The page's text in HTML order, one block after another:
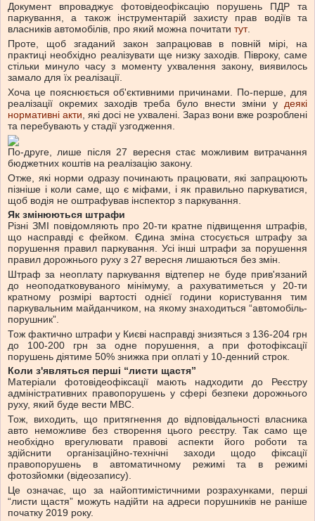
Документ впроваджує фотовідеофіксацію порушень ПДР та
паркування, а також інструментарій захисту прав водіїв та
власників автомобілів, про який можна почитати тут.
Проте, щоб згаданий закон запрацював в повній мірі, на
практиці необхідно реалізувати ще низку заходів. Півроку, саме
стільки минуло часу з моменту ухвалення закону, виявилось
замало для їх реалізації.
Хоча це пояснюється об'єктивними причинами. По-перше, для
реалізації окремих заходів треба було внести зміни у деякі
нормативні акти, які досі не ухвалені. Зараз вони вже розроблені
та перебувають у стадії узгодження.
По-друге, лише після 27 вересня стає можливим витрачання
бюджетних коштів на реалізацію закону.
Отже, які норми одразу починають працювати, які запрацюють
пізніше і коли саме, що є міфами, і як правильно паркуватися,
щоб водія не оштрафував інспектор з паркування.
Як змінюються штрафи
Різні ЗМІ повідомляють про 20-ти кратне підвищення штрафів,
що насправді є фейком. Єдина зміна стосується штрафу за
порушення правил паркування. Усі інші штрафи за порушення
правил дорожнього руху з 27 вересня лишаються без змін.
Штраф за неоплату паркування відтепер не буде прив'язаний
до неоподатковуваного мінімуму, а рахуватиметься у 20-ти
кратному розмірі вартості однієї години користування тим
паркувальним майданчиком, на якому знаходиться “автомобіль-
порушник”.
Тож фактично штрафи у Києві насправді знизяться з 136-204 грн
до 100-200 грн за одне порушення, а при фотофіксації
порушень діятиме 50% знижка при оплаті у 10-денний строк.
Коли з'являться перші “листи щастя”
Матеріали фотовідеофіксації мають надходити до Реєстру
адміністративних правопорушень у сфері безпеки дорожнього
руху, який буде вести МВС.
Тож, виходить, що притягнення до відповідальності власника
авто неможливе без створення цього реєстру. Так само ще
необхідно врегулювати правові аспекти його роботи та
здійснити організаційно-технічні заходи щодо фіксації
правопорушень в автоматичному режимі та в режимі
фотозйомки (відеозапису).
Це означає, що за найоптимістичними розрахунками, перші
“листи щастя” можуть надійти на адреси порушників не раніше
початку 2019 року.